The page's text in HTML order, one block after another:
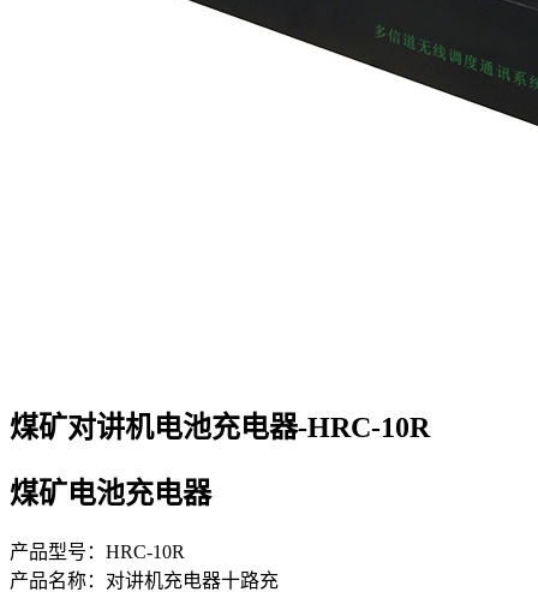
煤矿对讲机电池充电器-HRC-10R
煤矿电池充电器
产品型号：HRC-10R
产品名称：对讲机充电器十路充